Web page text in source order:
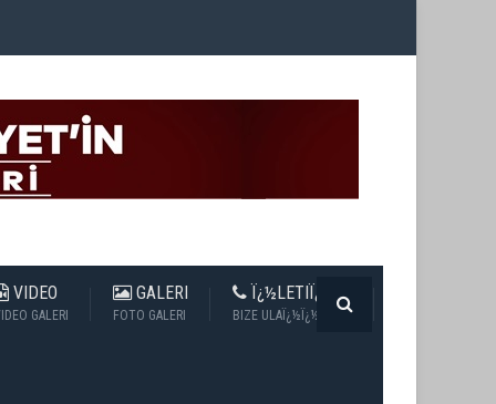
VIDEO
GALERI
GALERI
FOTO GALERI
Ï¿½LETIÏ¿½IM
BIZE ULAÏ¿½Ï¿½N